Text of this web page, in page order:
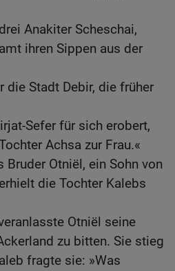
Anakiter Scheschai,
ihren Sippen aus der
die Stadt Debir, die früher
Sefer für sich erobert,
Achsa zur Frau.«
Bruder Otniël, ein Sohn von
die Tochter Kalebs
Otniël seine
zu bitten. Sie stieg
fragte sie: »Was